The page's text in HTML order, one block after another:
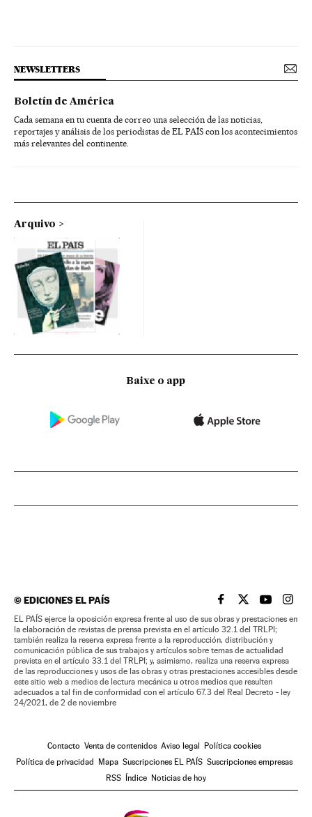
NEWSLETTERS
Boletín de América
Cada semana en tu cuenta de correo una selección de las noticias,
reportajes y análisis de los periodistas de EL PAÍS con los acontecimientos
más relevantes del continente.
Arquivo
Baixe o app
©EDICIONES EL PAÍS EL PAÍS BRASIL EN
EL PAÍSEL PAÍS
EL
EL PAÍS ejerce la oposición expresa frente al uso de sus obras y prestaciones en
la elaboración de revistas de prensa prevista en el artículo 32.1 del TRLPI;
también realiza la reserva expresa frente a la reproducción, distribución y
comunicación pública de sus trabajos y artículos sobre temas de actualidad
prevista en el artículo 33.1 del TRLPI; y, asimismo, realiza una reserva expresa
de las reproducciones y usos de las obras y otras prestaciones accesibles desde
este sitio web a medios de lectura mecánica u otros medios que resulten
adecuados a tal fin de conformidad con el artículo 67.3 del Real Decreto - ley
24/2021, de 2 de noviembre
Contacto Venta de contenidos Aviso legal Política cookies
Política de privacidad Mapa Suscripciones EL PAÍS Suscripciones empresas
RSS Índice Noticias de hoy